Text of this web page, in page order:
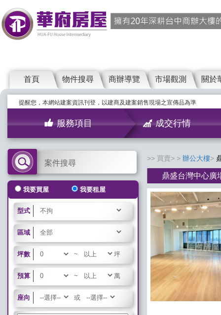
首頁 物件搜尋 商辦導覽 市場觀測 關於
提醒您，本網站建案資訊刊登，以建商及建案銷售現場之宣傳品為準
服務項目 成交行情
案件搜尋
我要買屋 我要租屋
型式
區域
坪數 ~ 坪
預算 ~ 萬
座向 或
買賣> 辦公大樓
鼎盛台灣中心廣